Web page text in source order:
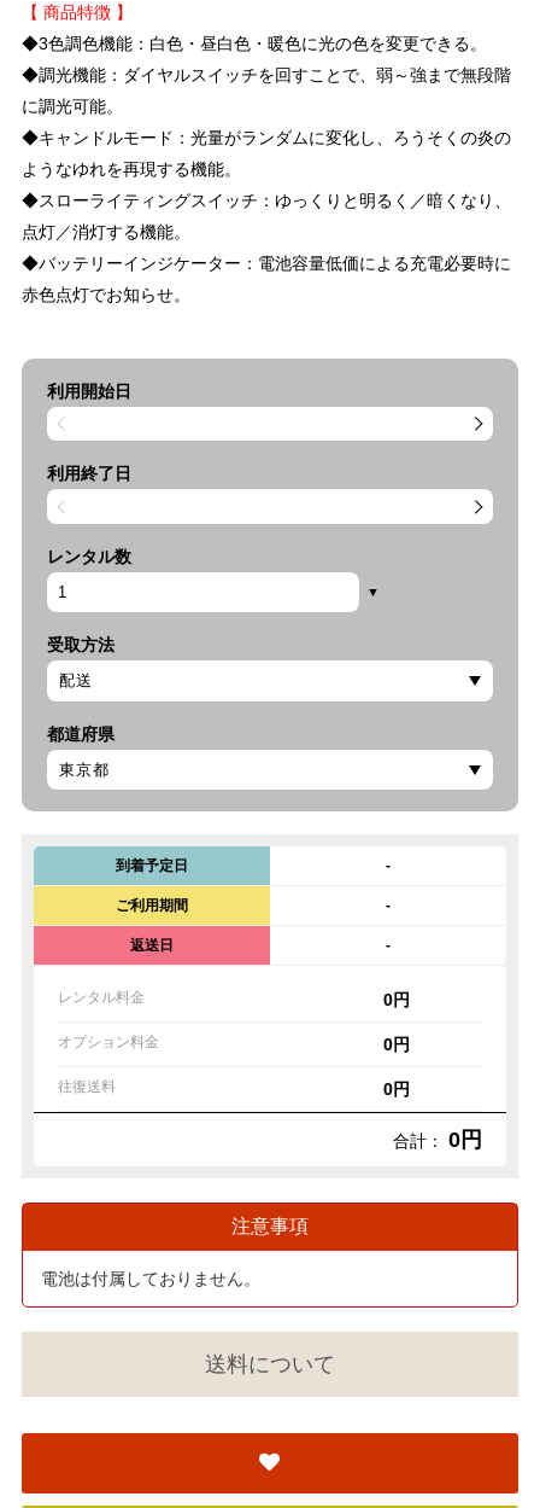
【 商品特徴 】
◆3色調色機能：白色・昼白色・暖色に光の色を変更できる。
◆調光機能：ダイヤルスイッチを回すことで、弱～強まで無段階
に調光可能。
◆キャンドルモード：光量がランダムに変化し、ろうそくの炎の
ようなゆれを再現する機能。
◆スローライティングスイッチ：ゆっくりと明るく／暗くなり、
点灯／消灯する機能。
◆バッテリーインジケーター：電池容量低価による充電必要時に
赤色点灯でお知らせ。
利用開始日
利用終了日
レンタル数
受取方法
都道府県
到着予定日 -
ご利用期間 -
返送日 -
レンタル料金 0円
オプション料金 0円
往復送料 0円
合計： 0円
注意事項
電池は付属しておりません。
送料について